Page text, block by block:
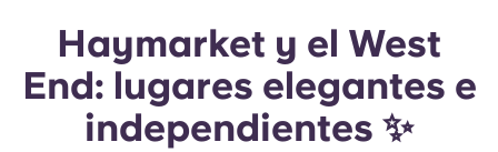
Haymarket y el West
End: lugares elegantes e
independientes ✨